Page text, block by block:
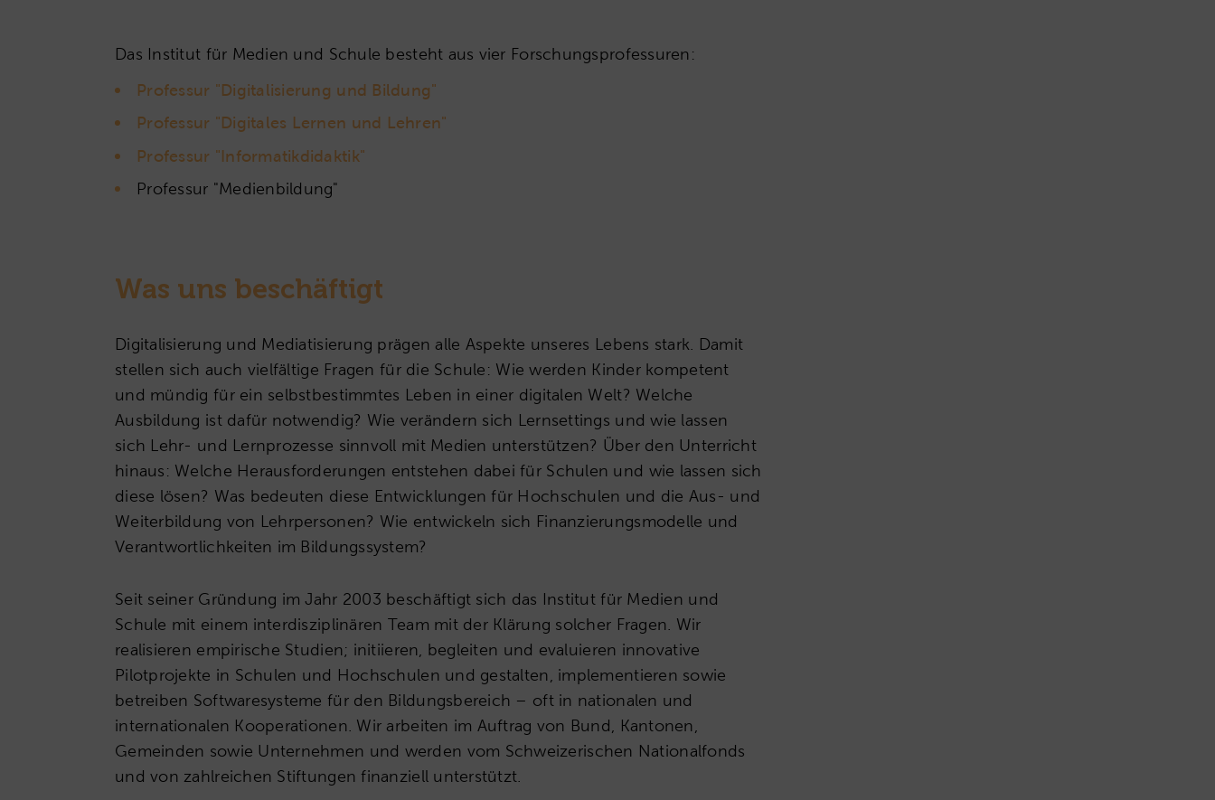
Das Institut für Medien und Schule besteht aus vier Forschungsprofessuren:
Professur "Digitalisierung und Bildung"
Professur "Digitales Lernen und Lehren"
Professur "Informatikdidaktik"
Professur "Medienbildung"
Was uns beschäftigt
Digitalisierung und Mediatisierung prägen alle Aspekte unseres Lebens stark. Damit
stellen sich auch vielfältige Fragen für die Schule: Wie werden Kinder kompetent
und mündig für ein selbstbestimmtes Leben in einer digitalen Welt? Welche
Ausbildung ist dafür notwendig? Wie verändern sich Lernsettings und wie lassen
sich Lehr- und Lernprozesse sinnvoll mit Medien unterstützen? Über den Unterricht
hinaus: Welche Herausforderungen entstehen dabei für Schulen und wie lassen sich
diese lösen? Was bedeuten diese Entwicklungen für Hochschulen und die Aus- und
Weiterbildung von Lehrpersonen? Wie entwickeln sich Finanzierungsmodelle und
Verantwortlichkeiten im Bildungssystem?
Seit seiner Gründung im Jahr 2003 beschäftigt sich das Institut für Medien und
Schule mit einem interdisziplinären Team mit der Klärung solcher Fragen. Wir
realisieren empirische Studien; initiieren, begleiten und evaluieren innovative
Pilotprojekte in Schulen und Hochschulen und gestalten, implementieren sowie
betreiben Softwaresysteme für den Bildungsbereich – oft in nationalen und
internationalen Kooperationen. Wir arbeiten im Auftrag von Bund, Kantonen,
Gemeinden sowie Unternehmen und werden vom Schweizerischen Nationalfonds
und von zahlreichen Stiftungen finanziell unterstützt.